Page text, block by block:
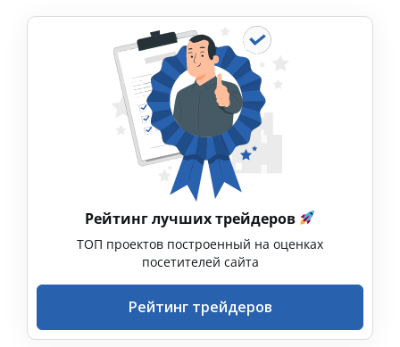
Рейтинг лучших трейдеров
ТОП проектов построенный на оценках
посетителей сайта
Рейтинг трейдеров